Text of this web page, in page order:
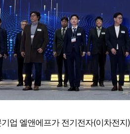
업 엘앤에프가 전기전자(이차전지